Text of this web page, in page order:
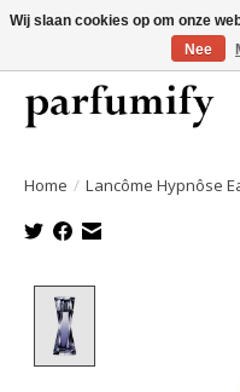
750+ Geuren | Gratis verzending
Home / Lancôme Hypnôse
Wij slaan cookies op om onze
Nee